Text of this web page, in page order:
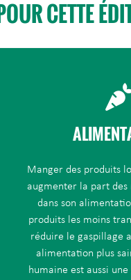
CETTE
Manger des produits
augmenter la part des
dans son
produits les moins
réduire le gaspillage
alimentation plus
humaine est aussi